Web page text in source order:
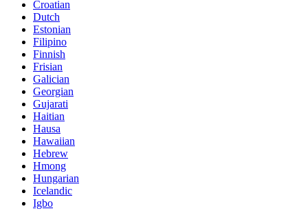
Croatian
Dutch
Estonian
Filipino
Finnish
Frisian
Galician
Georgian
Gujarati
Haitian
Hausa
Hawaiian
Hebrew
Hmong
Hungarian
Icelandic
Igbo